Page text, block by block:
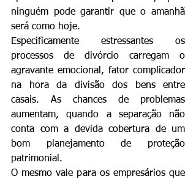
ninguém pode garantir que o amanhã
será como hoje.
Especificamente estressantes os
processos de divórcio carregam o
agravante emocional, fator complicador
na hora da divisão dos bens entre
casais. As chances de problemas
aumentam, quando a separação não
conta com a devida cobertura de um
bom planejamento de proteção
patrimonial.
O mesmo vale para os empresários que